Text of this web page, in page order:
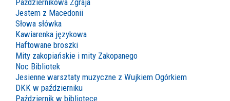
Październikowa Zgraja
Jestem z Macedonii
Słowa słówka
Kawiarenka językowa
Haftowane broszki
Mity zakopiańskie i mity Zakopanego
Noc Bibliotek
Jesienne warsztaty muzyczne z Wujkiem Ogórkiem
DKK w październiku
Październik w bibliotece